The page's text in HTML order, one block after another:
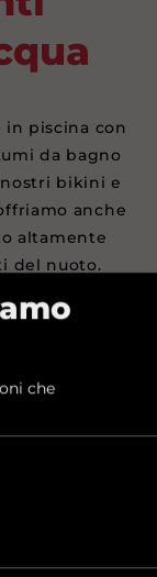
piscina con
da bagno
bikini e
anche
altamente
del nuoto.
che